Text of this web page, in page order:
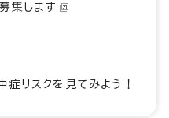
集します
症リスクを見てみよう！